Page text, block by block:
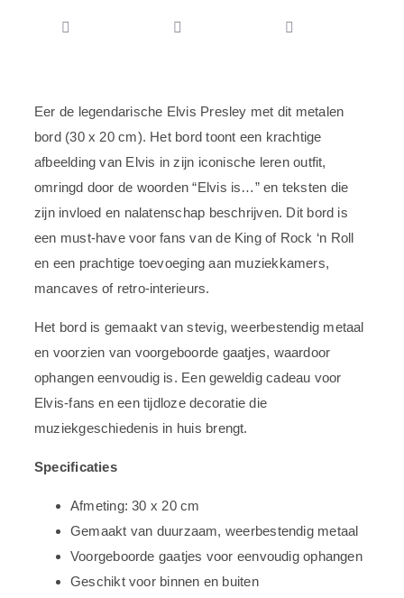
Eer de legendarische Elvis Presley met dit metalen
bord (30 x 20 cm). Het bord toont een krachtige
afbeelding van Elvis in zijn iconische leren outfit,
omringd door de woorden “Elvis is…” en teksten die
zijn invloed en nalatenschap beschrijven. Dit bord is
een must-have voor fans van de King of Rock ‘n Roll
en een prachtige toevoeging aan muziekkamers,
mancaves of retro-interieurs.
Het bord is gemaakt van stevig, weerbestendig metaal
en voorzien van voorgeboorde gaatjes, waardoor
ophangen eenvoudig is. Een geweldig cadeau voor
Elvis-fans en een tijdloze decoratie die
muziekgeschiedenis in huis brengt.
Specificaties
Afmeting: 30 x 20 cm
Gemaakt van duurzaam, weerbestendig metaal
Voorgeboorde gaatjes voor eenvoudig ophangen
Geschikt voor binnen en buiten